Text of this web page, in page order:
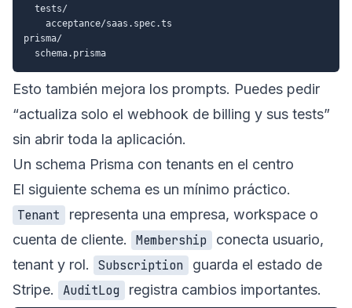
  tests/
    acceptance/saas.spec.ts
prisma/
Esto también mejora los prompts. Puedes pedir
“actualiza solo el webhook de billing y sus tests”
sin abrir toda la aplicación.
Un schema Prisma con tenants en el centro
El siguiente schema es un mínimo práctico.
Tenant
representa una empresa, workspace o
cuenta de cliente.
Membership
conecta usuario,
tenant y rol.
Subscription
guarda el estado de
Stripe.
AuditLog registra cambios importantes.